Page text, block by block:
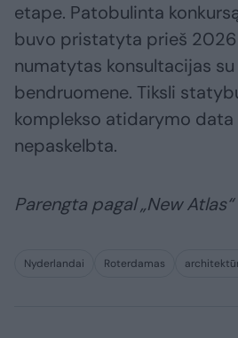
etape. Patobulinta
buvo pristatyta prieš
numatytas konsultacijas
bendruomene. Tiksli
komplekso atidarymo data
nepaskelbta.
Parengta pagal „New Atlas“
Nyderlandai Roterdamas